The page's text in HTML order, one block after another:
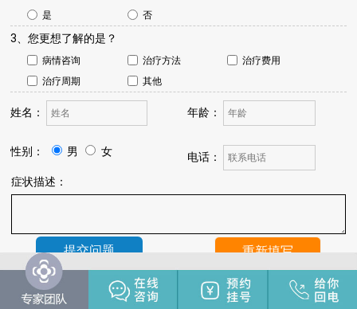
是 否
3、您更想了解的是？
病情咨询 治疗方法
治疗费用
治疗周期
其他
姓名： 年龄：
性别： 男 女
电话：
症状描述：
温馨提示：
我院将于24小时内与您联系，请保持手机畅通，注
意来电。